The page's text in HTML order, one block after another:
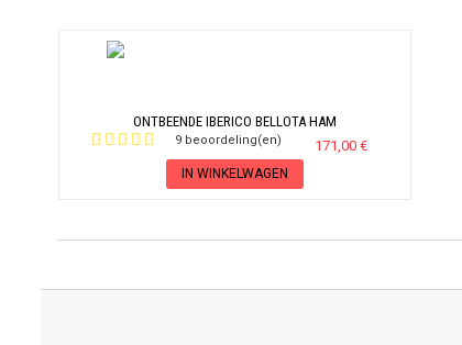
ONTBEENDE IBERICO BELLOTA HAM
9 beoordeling(en) 171,00 €
IN WINKELWAGEN